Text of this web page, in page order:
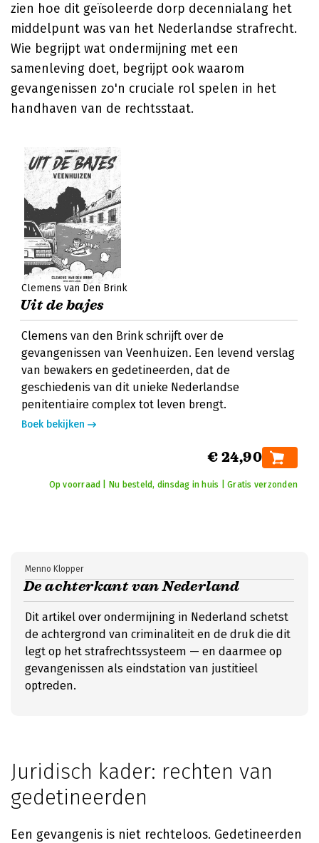
zien hoe dit geïsoleerde dorp decennialang het
middelpunt was van het Nederlandse strafrecht.
Wie begrijpt wat ondermijning met een
samenleving doet, begrijpt ook waarom
gevangenissen zo'n cruciale rol spelen in het
handhaven van de rechtsstaat.
Clemens van Den Brink
Uit de bajes
Clemens van den Brink schrijft over de
gevangenissen van Veenhuizen. Een levend verslag
van bewakers en gedetineerden, dat de
geschiedenis van dit unieke Nederlandse
penitentiaire complex tot leven brengt.
Boek bekijken
€ 24,90
Op voorraad | Nu besteld, dinsdag in huis | Gratis verzonden
De achterkant van Nederland
Menno Klopper
Dit artikel over ondermijning in Nederland schetst
de achtergrond van criminaliteit en de druk die dit
legt op het strafrechtssysteem — en daarmee op
gevangenissen als eindstation van justitieel
optreden.
Juridisch kader: rechten van
gedetineerden
Een gevangenis is niet rechteloos. Gedetineerden